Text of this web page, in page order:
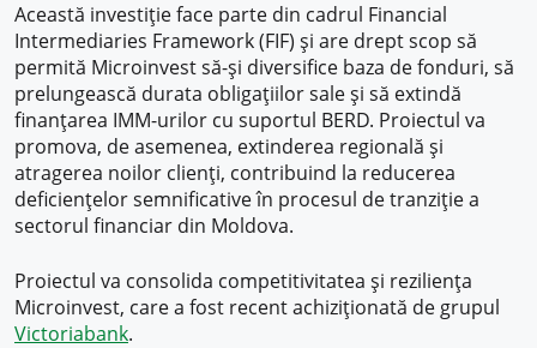
Această investiție face parte din cadrul Financial
Intermediaries Framework (FIF) și are drept scop să
permită Microinvest să-și diversifice baza de fonduri, să
prelungească durata obligațiilor sale și să extindă
finanțarea IMM-urilor cu suportul BERD. Proiectul va
promova, de asemenea, extinderea regională și
atragerea noilor clienți, contribuind la reducerea
deficiențelor semnificative în procesul de tranziție a
sectorul financiar din Moldova.
Proiectul va consolida competitivitatea și reziliența
Microinvest, care a fost recent achiziționată de grupul
Victoriabank.